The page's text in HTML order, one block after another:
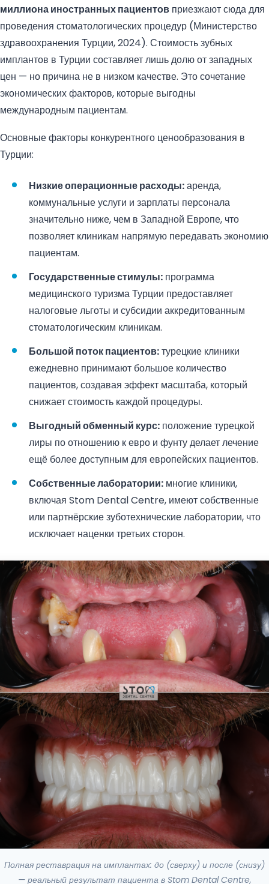
миллиона иностранных пациентов приезжают сюда для
проведения стоматологических процедур (Министерство
здравоохранения Турции, 2024). Стоимость зубных
имплантов в Турции составляет лишь долю от западных
цен — но причина не в низком качестве. Это сочетание
экономических факторов, которые выгодны
международным пациентам.
Основные факторы конкурентного ценообразования в
Турции:
Низкие операционные расходы:аренда,
коммунальные услуги и зарплаты персонала
значительно ниже, чем в Западной Европе, что
позволяет клиникам напрямую передавать экономию
пациентам.
Государственные стимулы: программа
медицинского туризма Турции предоставляет
налоговые льготы и субсидии аккредитованным
стоматологическим клиникам.
Большой поток пациентов:турецкие клиники
ежедневно принимают большое количество
пациентов, создавая эффект масштаба, который
снижает стоимость каждой процедуры.
Выгодный обменный курс: положение турецкой
лиры по отношению к евро и фунту делает лечение
ещё более доступным для европейских пациентов.
Собственные лаборатории: многие клиники,
включая Stom Dental Centre, имеют собственные
или партнёрские зуботехнические лаборатории, что
исключает наценки третьих сторон.
Полная реставрация на имплантах: до (сверху) и после (снизу)
— реальный результат пациента в Stom Dental Centre,